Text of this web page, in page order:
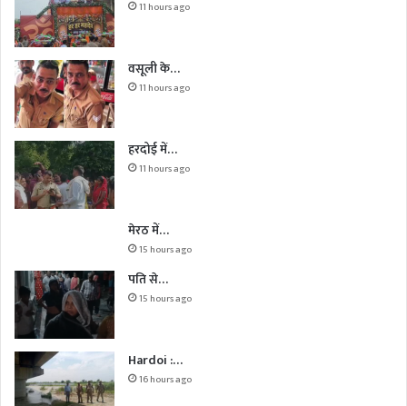
11 hours ago
वसूली के…
11 hours ago
हरदोई में…
11 hours ago
मेरठ में…
15 hours ago
पति से…
15 hours ago
Hardoi :…
16 hours ago